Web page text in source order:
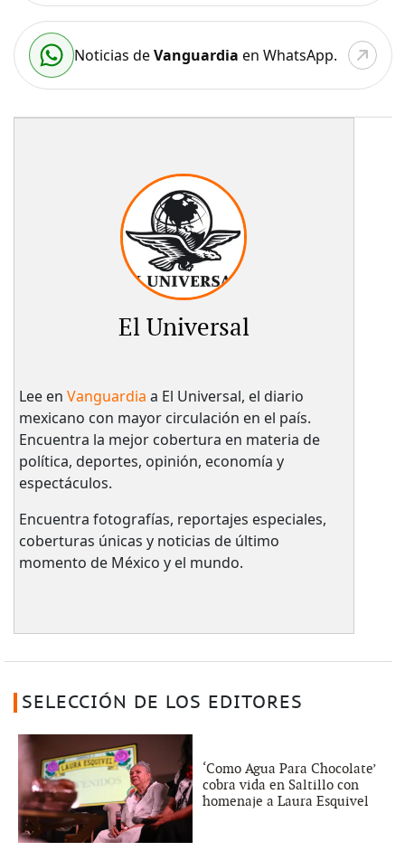
Noticias deVanguardia en WhatsApp.
El Universal
Lee en Vanguardia a El Universal, el diario
mexicano con mayor circulación en el país.​
Encuentra la mejor cobertura en materia de
política, deportes, opinión, economía y
espectáculos.
Encuentra fotografías, reportajes especiales,
coberturas únicas y noticias de último
momento de México y el mundo.
SELECCIÓN DE LOS EDITORES
‘Como Agua Para Chocolate’
cobra vida en Saltillo con
homenaje a Laura Esquivel